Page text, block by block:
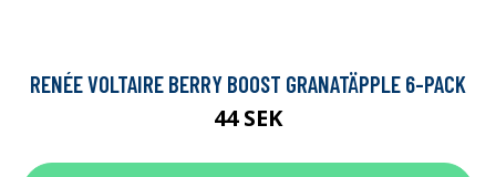
RENÉE VOLTAIRE BERRY BOOST GRANATÄPPLE 6-PACK
44 SEK